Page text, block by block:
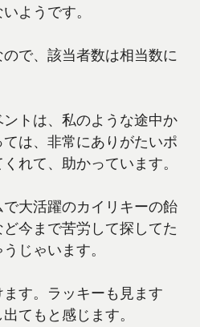
ようです。
で、該当者数は相当数に
トは、私のような途中か
は、非常にありがたいポ
れて、助かっています。
大活躍のカイリキーの飴
今まで苦労して探してた
じゃいます。
す。ラッキーも見ます
てもと感じます。